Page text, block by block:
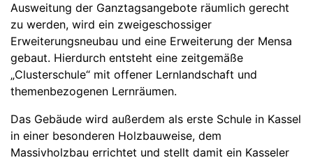
Ausweitung der Ganztagsangebote räumlich gerecht
zu werden, wird ein zweigeschossiger
Erweiterungsneubau und eine Erweiterung der Mensa
gebaut. Hierdurch entsteht eine zeitgemäße
„Clusterschule“ mit offener Lernlandschaft und
themenbezogenen Lernräumen.
Das Gebäude wird außerdem als erste Schule in Kassel
in einer besonderen Holzbauweise, dem
Massivholzbau errichtet und stellt damit ein Kasseler